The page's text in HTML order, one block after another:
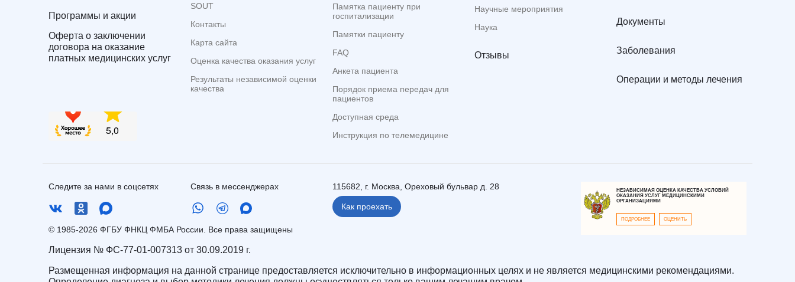
Программы и акции
Оферта о заключении
договора на оказание
платных медицинских услуг
SOUT
Контакты
Карта сайта
Оценка качества оказания услуг
Результаты независимой оценки
качества
Памятка пациенту при
госпитализации
Памятки пациенту
FAQ
Анкета пациента
Порядок приема передач для
пациентов
Доступная среда
Инструкция по телемедицине
Научные мероприятия
Наука
Отзывы
Документы
Заболевания
Операции и методы лечения
Следите за нами в соцсетях Связь в мессенджерах
© 1985-2026 ФГБУ ФНКЦ ФМБА России. Все права защищены
115682, г. Москва, Ореховый бульвар д. 28
Как проехать
НЕЗАВИСИМАЯ ОЦЕНКА КАЧЕСТВА УСЛОВИЙ
ОКАЗАНИЯ УСЛУГ МЕДИЦИНСКИМИ
ОРГАНИЗАЦИЯМИ
ПОДРОБНЕЕ ОЦЕНИТЬ
Лицензия № ФС-77-01-007313 от 30.09.2019 г.
Размещенная информация на данной странице предоставляется исключительно в информационных целях и не является медицинскими рекомендациями.